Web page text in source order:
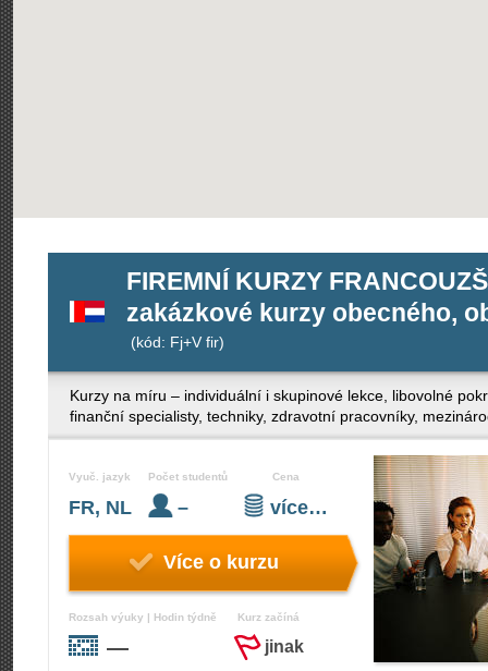
FIREMNÍ KURZY
zakázkové kurzy obecného,
(kód: Fj+V fir)
Kurzy na míru – individuální i skupinové lekce, libovolné
finanční specialisty, techniky, zdravotní pracovníky,
Vyuč. jazyk
FR, NL
Počet studentů
–
Cena
více…
Více o kurzu
Rozsah výuky | Hodin týdně
—
Kurz začíná
jinak